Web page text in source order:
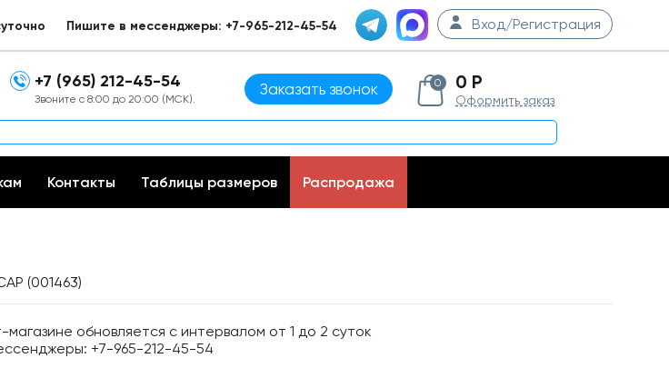
Пишите в мессенджеры: +7-965-212-45-54 Вход/Регистрация
+7 (965) 212-45-54
Звоните с 8:00 до 20:00 (МСК).
Заказать звонок 0 0 Р
Оформить заказ
Контакты Таблицы размеров Распродажа
(001463)
обновляется с интервалом от 1 до 2 суток
+7-965-212-45-54